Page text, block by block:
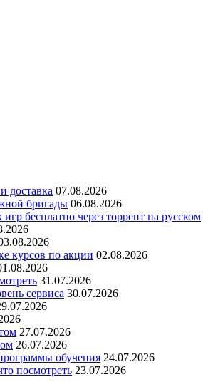
доставка 07.08.2026
бригады 06.08.2026
бесплатно через торрент на русском
курсов по акции 02.08.2026
31.07.2026
сервиса 30.07.2026
27.07.2026
26.07.2026
обучения 24.07.2026
посмотреть 23.07.2026